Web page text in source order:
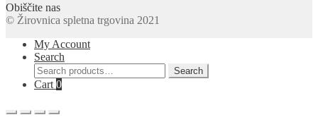
Obiščite nas
© Žirovnica spletna trgovina 2021
My Account
Search
Search
for:
Search
Cart 0